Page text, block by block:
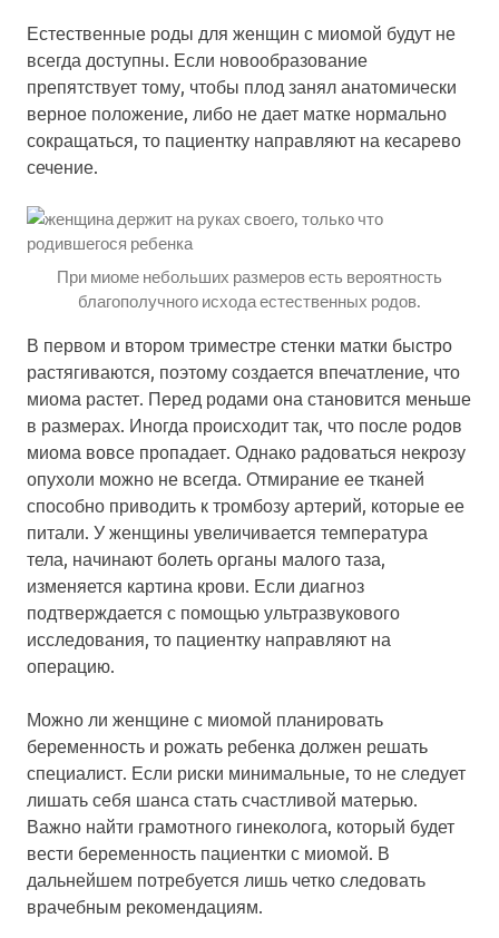
Естественные роды для женщин с миомой будут не
всегда доступны. Если новообразование
препятствует тому, чтобы плод занял анатомически
верное положение, либо не дает матке нормально
сокращаться, то пациентку направляют на кесарево
сечение.
При миоме небольших размеров есть вероятность
благополучного исхода естественных родов.
В первом и втором триместре стенки матки быстро
растягиваются, поэтому создается впечатление, что
миома растет. Перед родами она становится меньше
в размерах. Иногда происходит так, что после родов
миома вовсе пропадает. Однако радоваться некрозу
опухоли можно не всегда. Отмирание ее тканей
способно приводить к тромбозу артерий, которые ее
питали. У женщины увеличивается температура
тела, начинают болеть органы малого таза,
изменяется картина крови. Если диагноз
подтверждается с помощью ультразвукового
исследования, то пациентку направляют на
операцию.
Можно ли женщине с миомой планировать
беременность и рожать ребенка должен решать
специалист. Если риски минимальные, то не следует
лишать себя шанса стать счастливой матерью.
Важно найти грамотного гинеколога, который будет
вести беременность пациентки с миомой. В
дальнейшем потребуется лишь четко следовать
врачебным рекомендациям.